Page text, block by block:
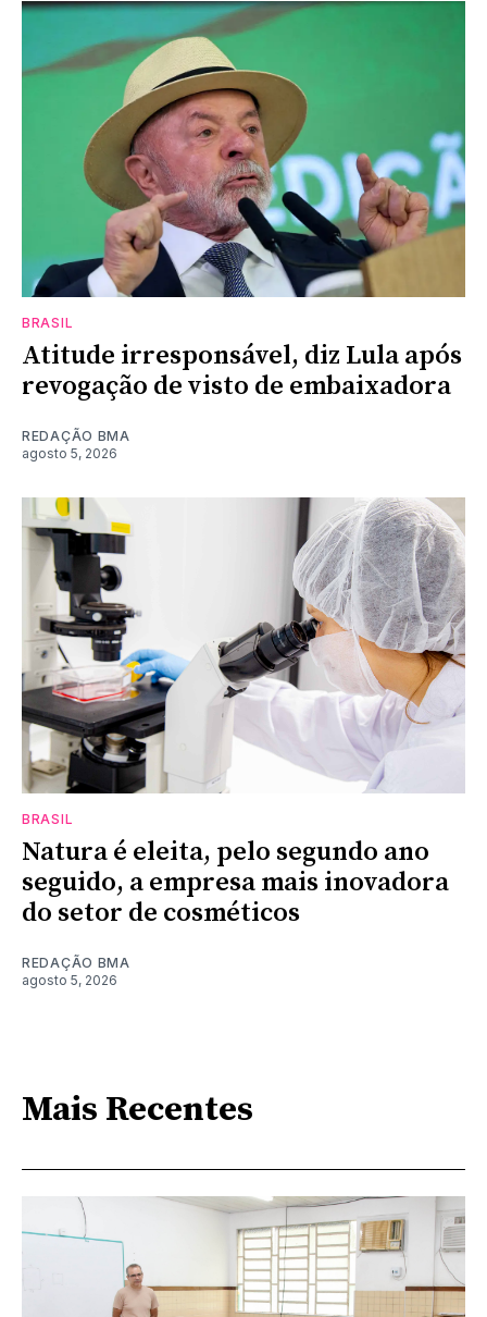
BRASIL
Atitude irresponsável, diz Lula após
revogação de visto de embaixadora
REDAÇÃO BMA
agosto 5, 2026
BRASIL
Natura é eleita, pelo segundo ano
seguido, a empresa mais inovadora
do setor de cosméticos
REDAÇÃO BMA
agosto 5, 2026
Mais Recentes